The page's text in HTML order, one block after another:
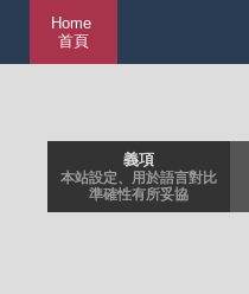
Home
首頁
義項
本站設定、用於語言對比
準確性有所妥協